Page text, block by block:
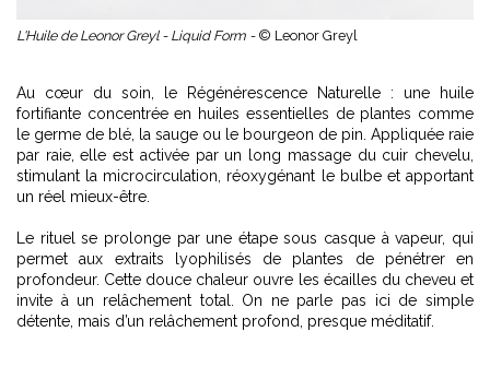
L'Huile de Leonor Greyl - Liquid Form - © Leonor Greyl
Au cœur du soin, le Régénérescence Naturelle : une huile
fortifiante concentrée en huiles essentielles de plantes comme
le germe de blé, la sauge ou le bourgeon de pin. Appliquée raie
par raie, elle est activée par un long massage du cuir chevelu,
stimulant la microcirculation, réoxygénant le bulbe et apportant
un réel mieux-être.
Le rituel se prolonge par une étape sous casque à vapeur, qui
permet aux extraits lyophilisés de plantes de pénétrer en
profondeur. Cette douce chaleur ouvre les écailles du cheveu et
invite à un relâchement total. On ne parle pas ici de simple
détente, mais d’un relâchement profond, presque méditatif.